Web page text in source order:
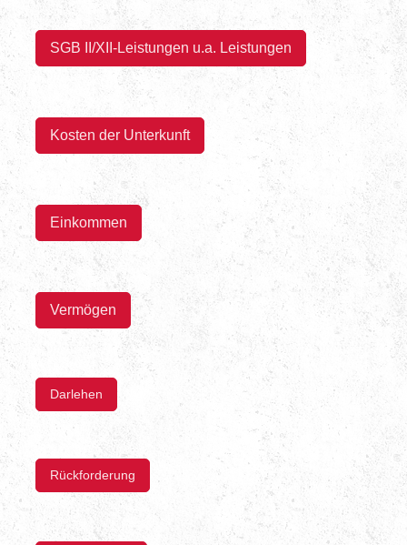
SGB II/XII-Leistungen u.a. Leistungen
Kosten der Unterkunft
Einkommen
Vermögen
Darlehen
Rückforderung